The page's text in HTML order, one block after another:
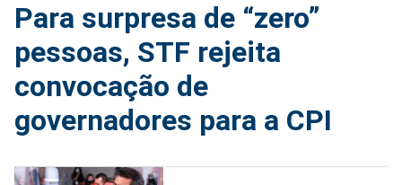
Para surpresa de “zero”
pessoas, STF rejeita
convocação de
governadores para a CPI